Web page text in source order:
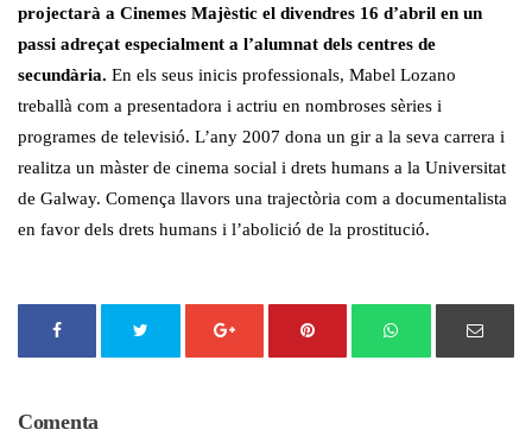
projectarà a Cinemes Majèstic el divendres 16 d’abril en un
passi adreçat especialment a l’alumnat dels centres de
secundària. En els seus inicis professionals, Mabel Lozano
treballà com a presentadora i actriu en nombroses sèries i
programes de televisió. L’any 2007 dona un gir a la seva carrera i
realitza un màster de cinema social i drets humans a la Universitat
de Galway. Comença llavors una trajectòria com a documentalista
en favor dels drets humans i l’abolició de la prostitució.
Comenta